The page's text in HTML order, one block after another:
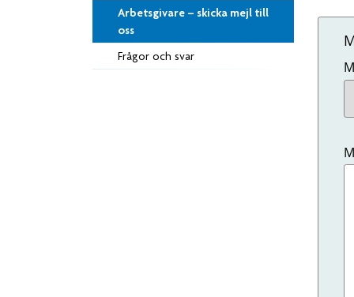
Arbetsgivare – skicka mejl till
oss
Frågor och svar